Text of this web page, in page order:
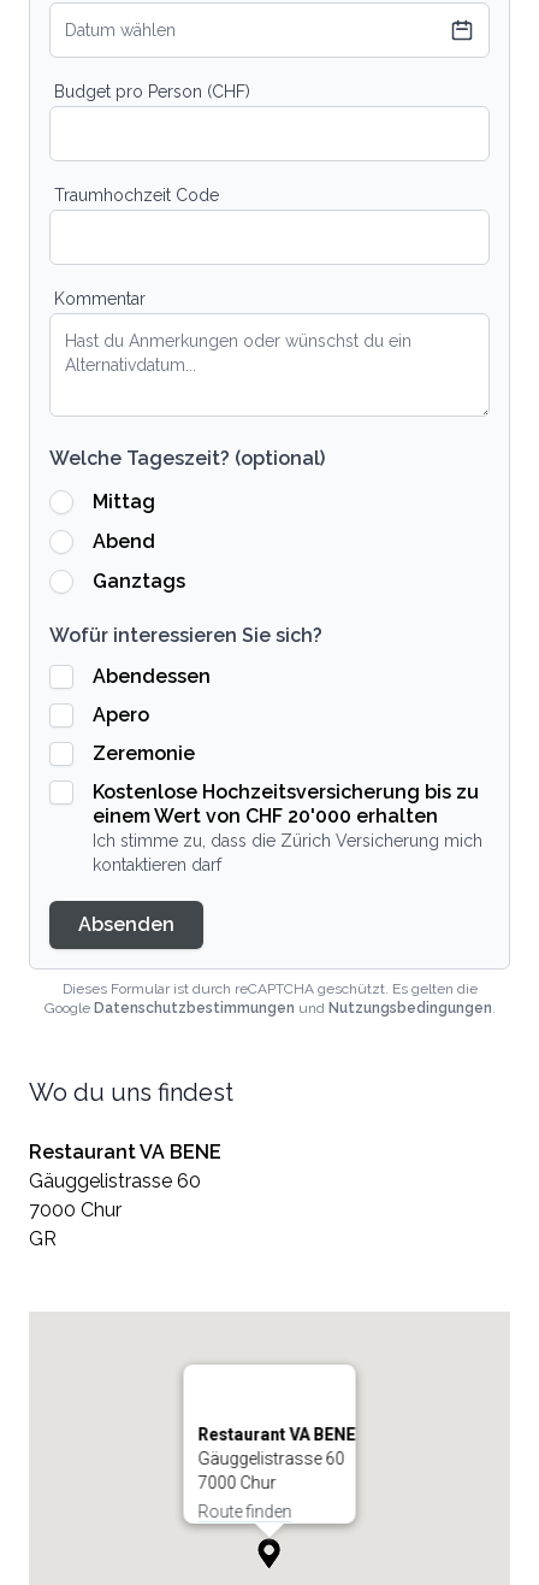
Datum wählen
Budget pro Person (CHF)
Traumhochzeit Code
Kommentar
Welche Tageszeit? (optional)
Mittag
Abend
Ganztags
Wofür interessieren Sie sich?
Abendessen
Apero
Zeremonie
Kostenlose Hochzeitsversicherung bis zu
einem Wert von CHF 20'000 erhalten
Ich stimme zu, dass die Zürich Versicherung mich
kontaktieren darf
Absenden
Dieses Formular ist durch reCAPTCHA geschützt. Es gelten die
Google Datenschutzbestimmungen und Nutzungsbedingungen.
Wo du uns findest
Restaurant VA BENE
Gäuggelistrasse 60
7000 Chur
GR
Restaurant VA BENE
Gäuggelistrasse 60
7000 Chur
Route finden